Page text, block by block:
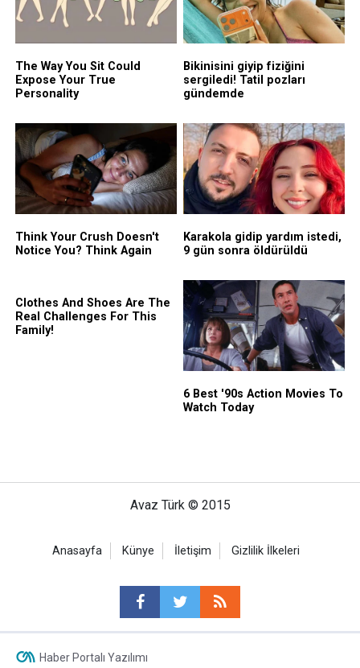
Avaz Türk © 2015
Anasayfa Künye İletişim Gizlilik İlkeleri
Haber Portalı Yazılımı